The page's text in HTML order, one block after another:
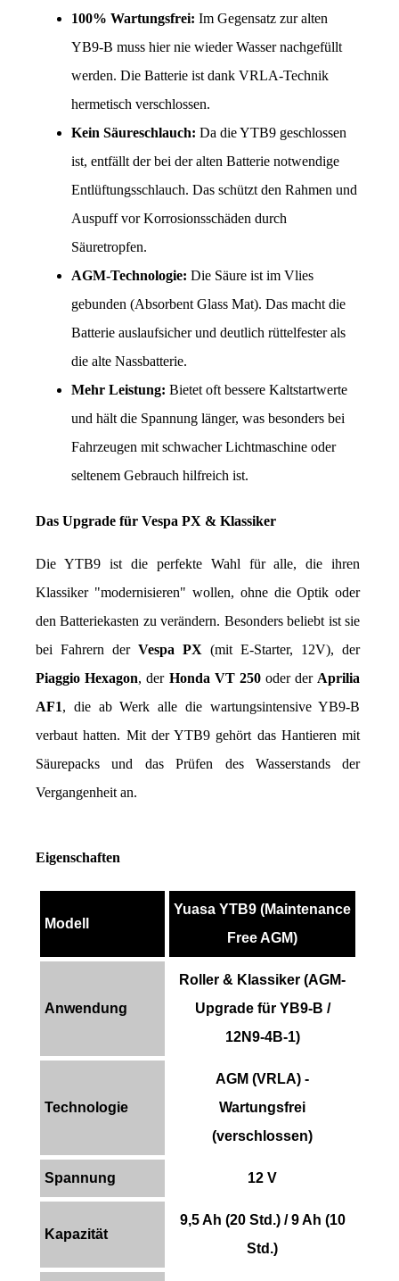
100% Wartungsfrei: Im Gegensatz zur alten
YB9-B muss hier nie wieder Wasser nachgefüllt
werden. Die Batterie ist dank VRLA-Technik
hermetisch verschlossen.
Kein Säureschlauch: Da die YTB9 geschlossen
ist, entfällt der bei der alten Batterie notwendige
Entlüftungsschlauch. Das schützt den Rahmen und
Auspuff vor Korrosionsschäden durch
Säuretropfen.
AGM-Technologie: Die Säure ist im Vlies
gebunden (Absorbent Glass Mat). Das macht die
Batterie auslaufsicher und deutlich rüttelfester als
die alte Nassbatterie.
Mehr Leistung: Bietet oft bessere Kaltstartwerte
und hält die Spannung länger, was besonders bei
Fahrzeugen mit schwacher Lichtmaschine oder
seltenem Gebrauch hilfreich ist.
Das Upgrade für Vespa PX & Klassiker
Die YTB9 ist die perfekte Wahl für alle, die ihren
Klassiker "modernisieren" wollen, ohne die Optik oder
den Batteriekasten zu verändern. Besonders beliebt ist sie
bei Fahrern der Vespa PX
(mit E-Starter, 12V), der
Piaggio Hexagon, der Honda VT 250 oder der Aprilia
AF1, die ab Werk alle die wartungsintensive YB9-B
verbaut hatten. Mit der YTB9 gehört das Hantieren mit
Säurepacks und das Prüfen des Wasserstands der
Vergangenheit an.
Eigenschaften
Modell
Yuasa YTB9 (Maintenance
Free AGM)
Anwendung
Roller & Klassiker (AGM-
Upgrade für YB9-B /
12N9-4B-1)
Technologie
AGM (VRLA) -
Wartungsfrei
(verschlossen)
Spannung 12 V
Kapazität
9,5 Ah (20 Std.) / 9 Ah (10
Std.)